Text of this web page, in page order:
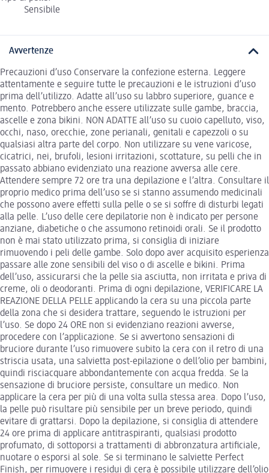
Sensibile
Avvertenze
Precauzioni d’uso Conservare la confezione esterna. Leggere
attentamente e seguire tutte le precauzioni e le istruzioni d’uso
prima dell’utilizzo. Adatte all’uso su labbro superiore, guance e
mento. Potrebbero anche essere utilizzate sulle gambe, braccia,
ascelle e zona bikini. NON ADATTE all’uso su cuoio capelluto, viso,
occhi, naso, orecchie, zone perianali, genitali e capezzoli o su
qualsiasi altra parte del corpo. Non utilizzare su vene varicose,
cicatrici, nei, brufoli, lesioni irritazioni, scottature, su pelli che in
passato abbiano evidenziato una reazione avversa alle cere.
Attendere sempre 72 ore tra una depilazione e l’altra. Consultare il
proprio medico prima dell’uso se si stanno assumendo medicinali
che possono avere effetti sulla pelle o se si soffre di disturbi legati
alla pelle. L’uso delle cere depilatorie non è indicato per persone
anziane, diabetiche o che assumono retinoidi orali. Se il prodotto
non è mai stato utilizzato prima, si consiglia di iniziare
rimuovendo i peli delle gambe. Solo dopo aver acquisito esperienza
passare alle zone sensibili del viso o di ascelle e bikini. Prima
dell’uso, assicurarsi che la pelle sia asciutta, non irritata e priva di
creme, oli o deodoranti. Prima di ogni depilazione, VERIFICARE LA
REAZIONE DELLA PELLE applicando la cera su una piccola parte
della zona che si desidera trattare, seguendo le istruzioni per
l’uso. Se dopo 24 ORE non si evidenziano reazioni avverse,
procedere con l’applicazione. Se si avvertono sensazioni di
bruciore durante l’uso rimuovere subito la cera con il retro di una
striscia usata, una salvietta post-epilazione o dell’olio per bambini,
quindi risciacquare abbondantemente con acqua fredda. Se la
sensazione di bruciore persiste, consultare un medico. Non
applicare la cera per più di una volta sulla stessa area. Dopo l’uso,
la pelle può risultare più sensibile per un breve periodo, quindi
evitare di grattarsi. Dopo la depilazione, si consiglia di attendere
24 ore prima di applicare antitraspiranti, qualsiasi prodotto
profumato, di sottoporsi a trattamenti di abbronzatura artificiale,
nuotare o esporsi al sole. Se si terminano le salviette Perfect
Finish, per rimuovere i residui di cera è possibile utilizzare dell’olio